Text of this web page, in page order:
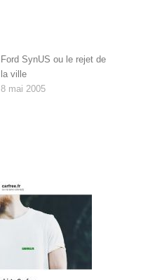
Ford SynUS ou le rejet de
la ville
8 mai 2005